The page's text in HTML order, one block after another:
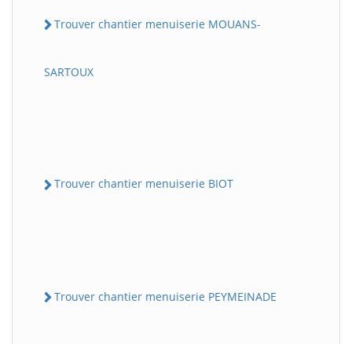
Trouver chantier menuiserie MOUANS-
SARTOUX
Trouver chantier menuiserie BIOT
Trouver chantier menuiserie PEYMEINADE